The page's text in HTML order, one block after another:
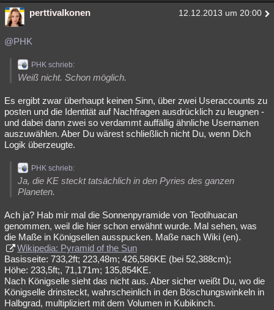
perttivalkonen 12.12.2013 um 20:00
@PHK
PHK schrieb:
Weiß nicht. Schon möglich.
Es ergibt zwar überhaupt keinen Sinn, über zwei Useraccounts zu
posten und die Identität auf Nachfragen ausdrücklich zu leugnen -
und dabei dann zwei so verdammt auffällig ähnliche Usernamen
auszuwählen. Aber Du wärest schließlich nicht Du, wenn Dich
Logik überzeugte.
PHK schrieb:
Ja, die KE steckt tatsächlich in den Pyries des ganzen
Planeten.
Ach ja? Hab mir mal die Sonnenpyramide von Teotihuacan
genommen, weil die hier schon erwähnt wurde. Mal sehen, was
die Maße in Königsellen ausspucken. Maße nach Wiki (en).
Wikipedia: Pyramid of the Sun
Basisseite: 733,2ft; 223,48m; 426,586KE (bei 52,388cm);
Höhe: 233,5ft;, 71,171m; 135,854KE.
Nach Königselle sieht das nicht aus. Aber sicher weißt Du, wo die
Königselle drinsteckt, wahrscheinlich in den Böschungswinkeln in
Halbgrad, multipliziert mit dem Volumen in Kubikinch.